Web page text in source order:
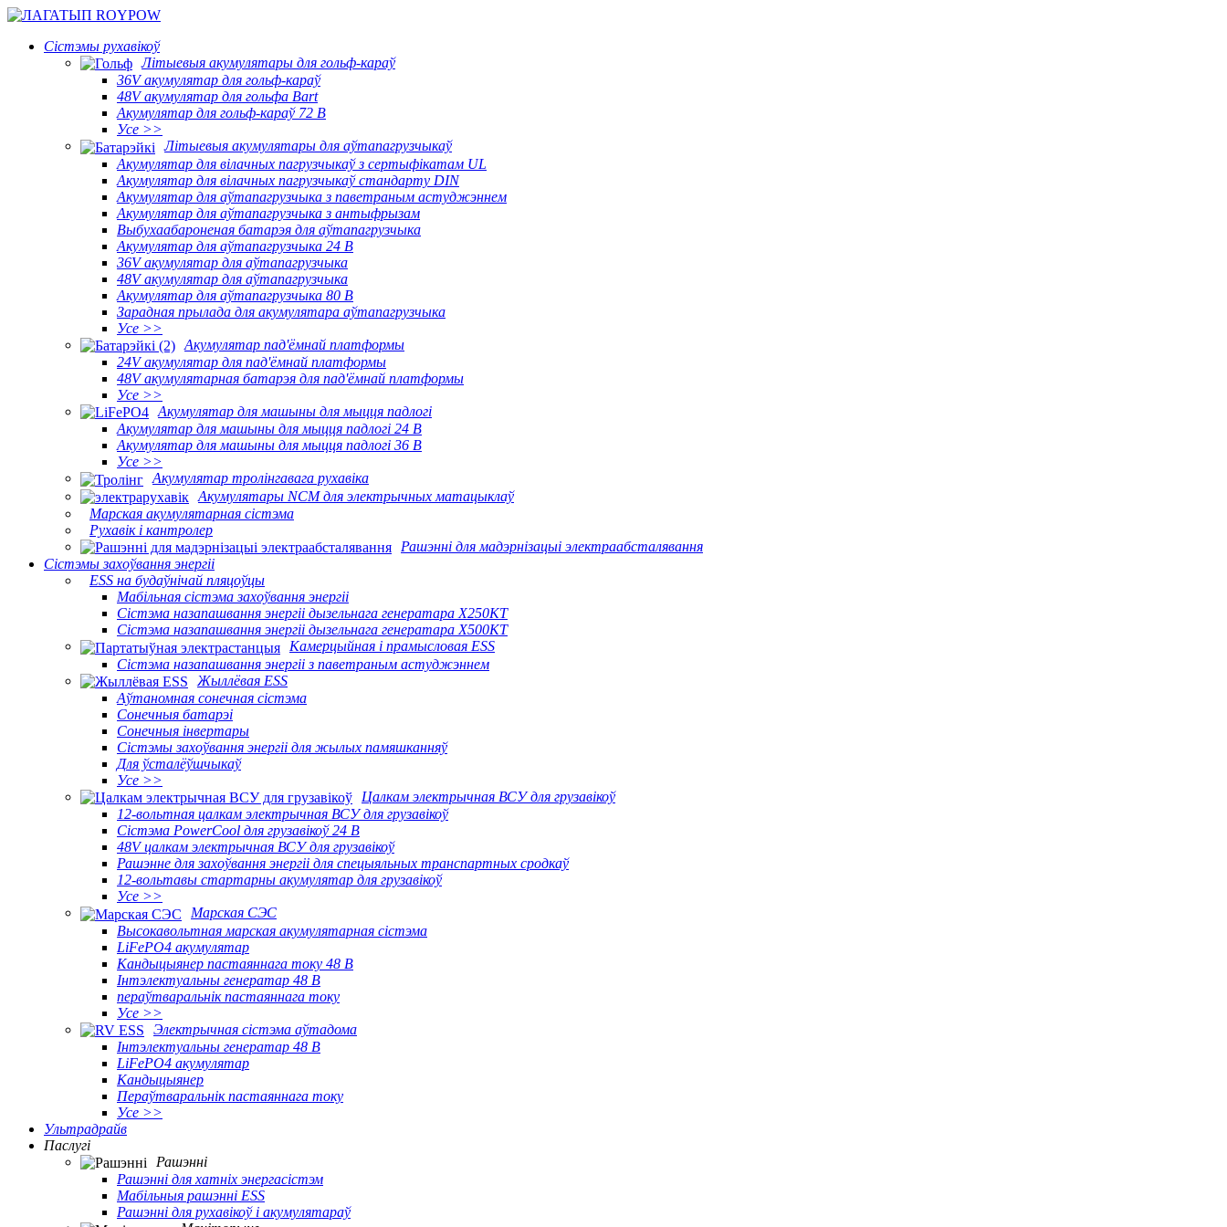
Сістэмы рухавікоў
Літыевыя акумулятары для гольф-караў
36V акумулятар для гольф-караў
48V акумулятар для гольфа Bart
Акумулятар для гольф-караў 72 В
Усе >>
Літыевыя акумулятары для аўтапагрузчыкаў
Акумулятар для вілачных пагрузчыкаў з сертыфікатам UL
Акумулятар для вілачных пагрузчыкаў стандарту DIN
Акумулятар для аўтапагрузчыка з паветраным астуджэннем
Акумулятар для аўтапагрузчыка з антыфрызам
Выбухаабароненая батарэя для аўтапагрузчыка
Акумулятар для аўтапагрузчыка 24 В
36V акумулятар для аўтапагрузчыка
48V акумулятар для аўтапагрузчыка
Акумулятар для аўтапагрузчыка 80 В
Зарадная прылада для акумулятара аўтапагрузчыка
Усе >>
Акумулятар пад'ёмнай платформы
24V акумулятар для пад'ёмнай платформы
48V акумулятарная батарэя для пад'ёмнай платформы
Усе >>
Акумулятар для машыны для мыцця падлогі
Акумулятар для машыны для мыцця падлогі 24 В
Акумулятар для машыны для мыцця падлогі 36 В
Усе >>
Акумулятар тролінгавага рухавіка
Акумулятары NCM для электрычных матацыклаў
Марская акумулятарная сістэма
Рухавік і кантролер
Рашэнні для мадэрнізацыі электраабсталявання
Сістэмы захоўвання энергіі
ESS на будаўнічай пляцоўцы
Мабільная сістэма захоўвання энергіі
Сістэма назапашвання энергіі дызельнага генератара X250KT
Сістэма назапашвання энергіі дызельнага генератара X500KT
Камерцыйная і прамысловая ESS
Сістэма назапашвання энергіі з паветраным астуджэннем
Жыллёвая ESS
Аўтаномная сонечная сістэма
Сонечныя батарэі
Сонечныя інвертары
Сістэмы захоўвання энергіі для жылых памяшканняў
Для ўсталёўшчыкаў
Усе >>
Цалкам электрычная ВСУ для грузавікоў
12-вольтная цалкам электрычная ВСУ для грузавікоў
Сістэма PowerCool для грузавікоў 24 В
48V цалкам электрычная ВСУ для грузавікоў
Рашэнне для захоўвання энергіі для спецыяльных транспартных сродкаў
12-вольтавы стартарны акумулятар для грузавікоў
Усе >>
Марская СЭС
Высокавольтная марская акумулятарная сістэма
LiFePO4 акумулятар
Кандыцыянер пастаяннага току 48 В
Інтэлектуальны генератар 48 В
пераўтваральнік пастаяннага току
Усе >>
Электрычная сістэма аўтадома
Інтэлектуальны генератар 48 В
LiFePO4 акумулятар
Кандыцыянер
Пераўтваральнік пастаяннага току
Усе >>
Ультрадрайв
Паслугі
Рашэнні
Рашэнні для хатніх энергасістэм
Мабільныя рашэнні ESS
Рашэнні для рухавікоў і акумулятараў